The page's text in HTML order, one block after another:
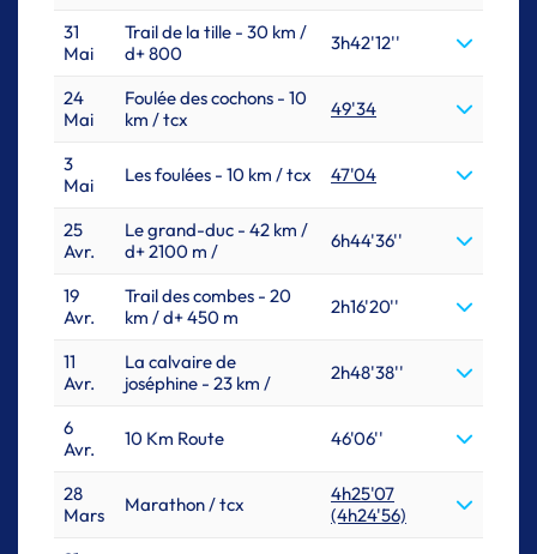
31
Mai
Trail de la tille - 30 km /
d+ 800
3h42'12''
24
Mai
Foulée des cochons - 10
km / tcx
49'34
3
Mai
Les foulées - 10 km / tcx 47'04
25
Avr.
Le grand-duc - 42 km /
d+ 2100 m /
6h44'36''
19
Avr.
Trail des combes - 20
km / d+ 450 m
2h16'20''
11
Avr.
La calvaire de
joséphine - 23 km /
2h48'38''
6
Avr.
10 Km Route 46'06''
28
Mars
Marathon / tcx
4h25'07
(4h24'56)